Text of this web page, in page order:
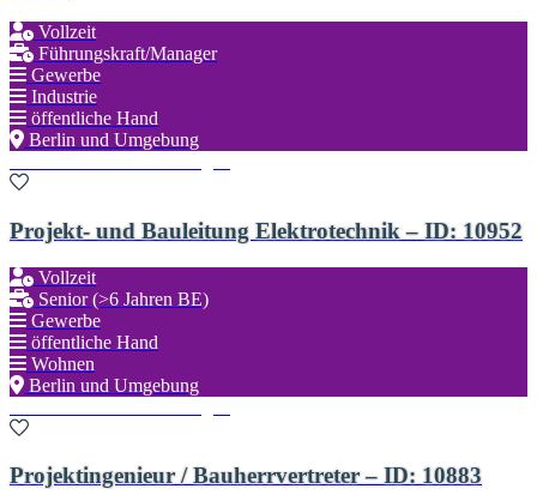
Vollzeit
Führungskraft/Manager
Gewerbe
Industrie
öffentliche Hand
Berlin und Umgebung
Projekt- und Bauleitung Elektrotechnik – ID: 10952
Vollzeit
Senior (>6 Jahren BE)
Gewerbe
öffentliche Hand
Wohnen
Berlin und Umgebung
Projektingenieur / Bauherrvertreter – ID: 10883